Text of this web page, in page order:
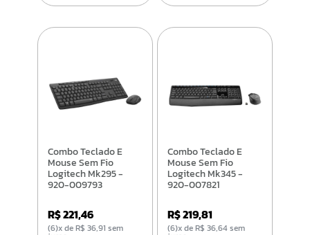
Combo Teclado E
Mouse Sem Fio
Logitech Mk295 -
920-009793
R$ 221,46
(6)x de R$ 36,91 sem
Combo Teclado E
Mouse Sem Fio
Logitech Mk345 -
920-007821
R$ 219,81
(6)x de R$ 36,64 sem